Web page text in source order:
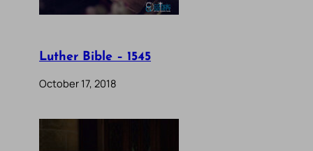
Luther Bible – 1545
October 17, 2018